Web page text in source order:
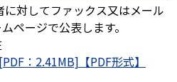
対してファックス又はメール
ページで公表します。
：2.41MB]